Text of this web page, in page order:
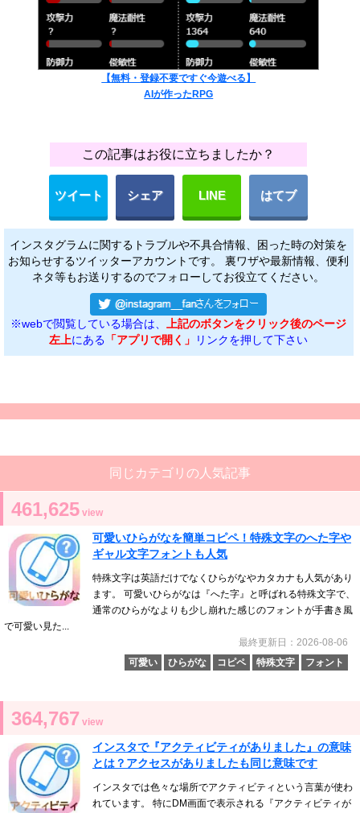
【無料・登録不要ですぐ今遊べる】
AIが作ったRPG
この記事はお役に立ちましたか？
ツイート シェア LINE はてブ
インスタグラムに関するトラブルや不具合情報、困った時の対策を
お知らせするツイッターアカウントです。 裏ワザや最新情報、便利
ネタ等もお送りするのでフォローしてお役立てください。
※webで閲覧している場合は、上記のボタンをクリック後のページ
左上にある 「アプリで開く」 リンクを押して下さい
同じカテゴリの人気記事
461,625 view
可愛いひらがなを簡単コピペ！特殊文字のへた字や
ギャル文字フォントも人気
特殊文字は英語だけでなくひらがなやカタカナも人気があり
ます。 可愛いひらがなは『へた字』と呼ばれる特殊文字で、
通常のひらがなよりも少し崩れた感じのフォントが手書き風
で可愛い見た...
最終更新日：2026-08-06
可愛い
ひらがな コピペ 特殊文字 フォント
364,767 view
インスタで『アクティビティがありました』の意味
とは？アクセスがありましたも同じ意味です
インスタでは色々な場所でアクティビティという言葉が使わ
れています。 特にDM画面で表示される『アクティビティが